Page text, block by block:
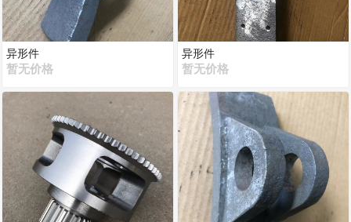
异形件
暂无价格
异形件
暂无价格